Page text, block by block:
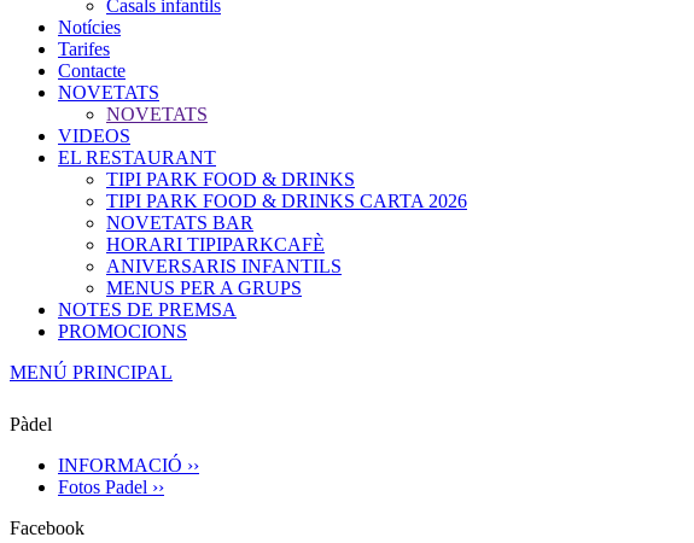
Casals infantils
Notícies
Tarifes
Contacte
NOVETATS
NOVETATS
VIDEOS
EL RESTAURANT
TIPI PARK FOOD & DRINKS
TIPI PARK FOOD & DRINKS CARTA 2026
NOVETATS BAR
HORARI TIPIPARKCAFÈ
ANIVERSARIS INFANTILS
MENUS PER A GRUPS
NOTES DE PREMSA
PROMOCIONS
MENÚ PRINCIPAL
Pàdel
INFORMACIÓ ››
Fotos Padel ››
Facebook